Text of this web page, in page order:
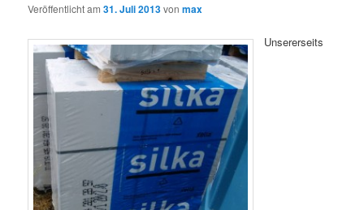
Veröffentlicht am31. Juli 2013vonmax
Unsererseits